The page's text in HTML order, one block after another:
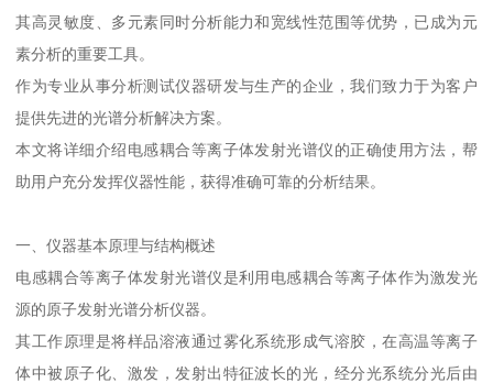
其高灵敏度、多元素同时分析能力和宽线性范围等优势，已成为元
素分析的重要工具。
作为专业从事分析测试仪器研发与生产的企业，我们致力于为客户
提供先进的光谱分析解决方案。
本文将详细介绍电感耦合等离子体发射光谱仪的正确使用方法，帮
助用户充分发挥仪器性能，获得准确可靠的分析结果。
一、仪器基本原理与结构概述
电感耦合等离子体发射光谱仪是利用电感耦合等离子体作为激发光
源的原子发射光谱分析仪器。
其工作原理是将样品溶液通过雾化系统形成气溶胶，在高温等离子
体中被原子化、激发，发射出特征波长的光，经分光系统分光后由